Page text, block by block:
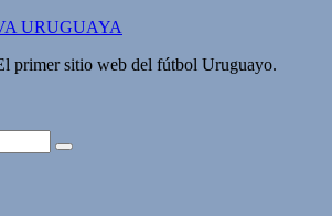
URUGUAYA
primer sitio web del fútbol Uruguayo.